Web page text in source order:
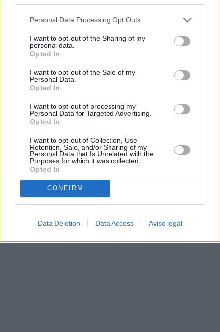
negar su consentimiento. Tenga en cuenta que algún
de su consentimiento, pero usted tiene el derecho de
rechazar tal procesamiento. Sus preferencias se aplicarán
cualquier momento entrando de nuevo en este sitio web o
visitando nuestra política de privacidad.
Personal Data Processing Opt Outs
I want to opt-out of the Sharing of my
personal data.
Opted In
I want to opt-out of the Sale of my
Personal Data.
Opted In
I want to opt-out of processing my
Personal Data for Targeted Advertising.
Opted In
I want to opt-out of Collection, Use,
Retention, Sale, and/or Sharing of my
Personal Data that Is Unrelated with the
Purposes for which it was collected.
Opted In
CONFIRM
Data Deletion Data Access Aviso legal